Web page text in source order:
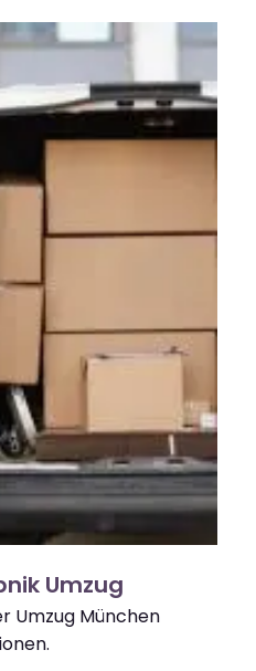
Umzug
Umzug München